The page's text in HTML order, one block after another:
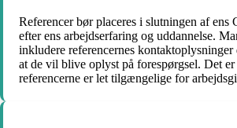
Referencer bør placeres i slutningen af ens
efter ens arbejdserfaring og uddannelse.
inkludere referencernes
at de vil blive oplyst på forespørgsel. Det
referencerne er let tilgængelige for